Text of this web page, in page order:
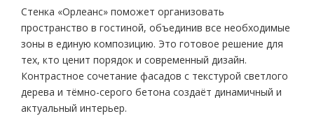
Стенка «Орлеанс» поможет организовать
пространство в гостиной, объединив все необходимые
зоны в единую композицию. Это готовое решение для
тех, кто ценит порядок и современный дизайн.
Контрастное сочетание фасадов с текстурой светлого
дерева и тёмно-серого бетона создаёт динамичный и
актуальный интерьер.